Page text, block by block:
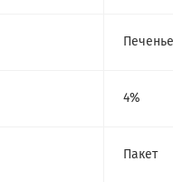
Печенье
4%
Пакет